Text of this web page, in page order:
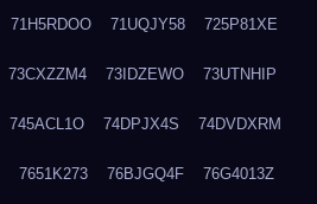
71H5RDOO 71UQJY58 725P81XE
73CXZZM4 73IDZEWO 73UTNHIP
745ACL1O 74DPJX4S 74DVDXRM
7651K273 76BJGQ4F 76G4013Z